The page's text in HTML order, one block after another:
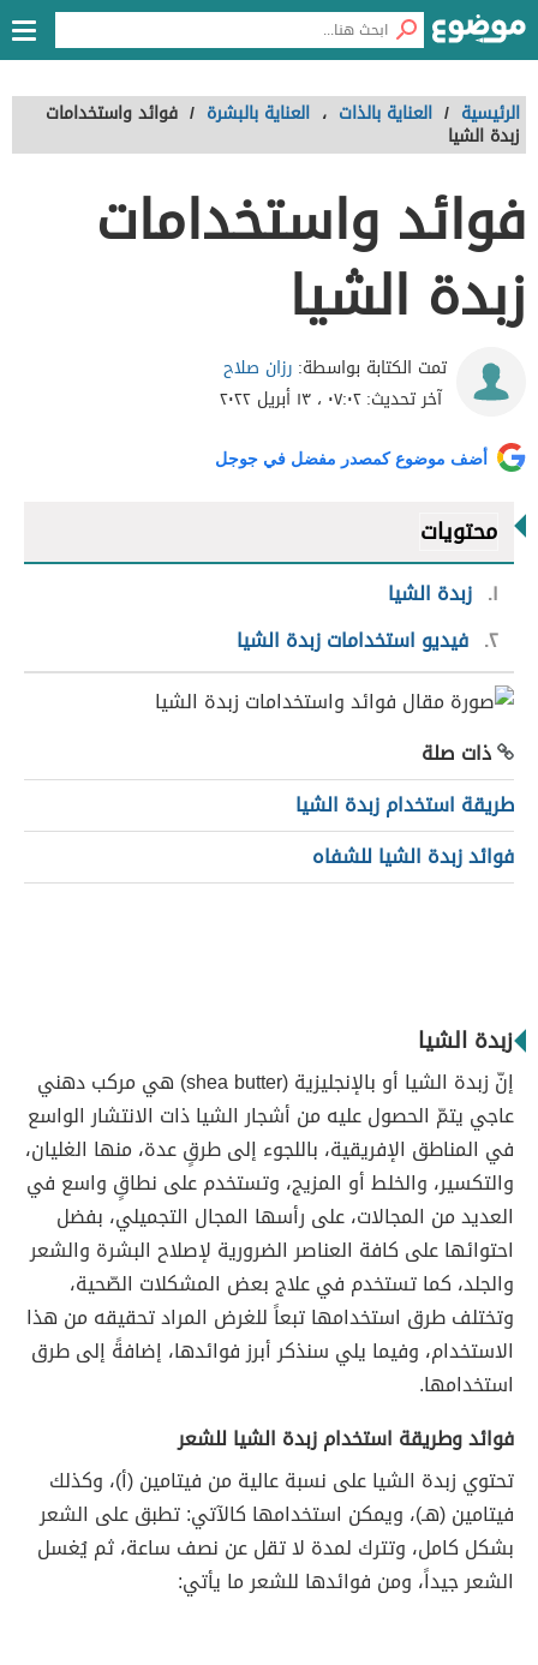
الرئيسية / العناية بالذات ، العناية بالبشرة / فوائد واستخدامات
زبدة الشيا
فوائد واستخدامات
زبدة الشيا
تمت الكتابة بواسطة: رزان صلاح
آخر تحديث:٠٧:٠٢ ، ١٣ أبريل ٢٠٢٢
أضف موضوع كمصدر مفضل في جوجل
محتويات
١ زبدة الشيا
٢ فيديو استخدامات زبدة الشيا
ذات صلة
طريقة استخدام زبدة الشيا
فوائد زبدة الشيا للشفاه
زبدة الشيا
إنّ زبدة الشيا أو بالإنجليزية (shea butter) هي مركب دهني
عاجي يتمّ الحصول عليه من أشجار الشيا ذات الانتشار الواسع
في المناطق الإفريقية، باللجوء إلى طرقٍ عدة، منها الغليان،
والتكسير، والخلط أو المزيج، وتستخدم على نطاقٍ واسع في
العديد من المجالات، على رأسها المجال التجميلي، بفضل
احتوائها على كافة العناصر الضرورية لإصلاح البشرة والشعر
والجلد، كما تستخدم في علاج بعض المشكلات الصّحية،
وتختلف طرق استخدامها تبعاً للغرض المراد تحقيقه من هذا
الاستخدام، وفيما يلي سنذكر أبرز فوائدها، إضافةً إلى طرق
استخدامها.
فوائد وطريقة استخدام زبدة الشيا للشعر
تحتوي زبدة الشيا على نسبة عالية من فيتامين (أ)، وكذلك
فيتامين (هـ)، ويمكن استخدامها كالآتي: تطبق على الشعر
بشكل كامل، وتترك لمدة لا تقل عن نصف ساعة، ثم يُغسل
الشعر جيداً، ومن فوائدها للشعر ما يأتي: